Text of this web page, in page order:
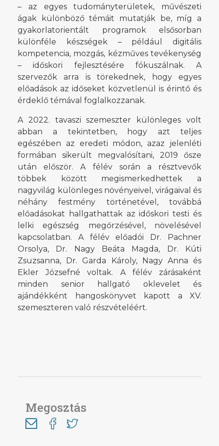
– az egyes tudományterületek, művészeti
ágak különböző témáit mutatják be, míg a
gyakorlatorientált programok elsősorban
különféle készségek – például digitális
kompetencia, mozgás, kézműves tevékenység
– időskori fejlesztésére fókuszálnak. A
szervezők arra is törekednek, hogy egyes
előadások az időseket közvetlenül is érintő és
érdeklő témával foglalkozzanak.
A 2022. tavaszi szemeszter különleges volt
abban a tekintetben, hogy azt teljes
egészében az eredeti módon, azaz jelenléti
formában sikerült megvalósítani, 2019 ősze
után először. A félév során a résztvevők
többek között megismerkedhettek a
nagyvilág különleges növényeivel, virágaival és
néhány festmény történetével, továbbá
előadásokat hallgathattak az időskori testi és
lelki egészség megőrzésével, növelésével
kapcsolatban. A félév előadói Dr. Pachner
Orsolya, Dr. Nagy Beáta Magda, Dr. Kúti
Zsuzsanna, Dr. Garda Károly, Nagy Anna és
Ekler Józsefné voltak. A félév zárásaként
minden senior hallgató oklevelet és
ajándékként hangoskönyvet kapott a XV.
szemeszteren való részvételéért.
Megosztás